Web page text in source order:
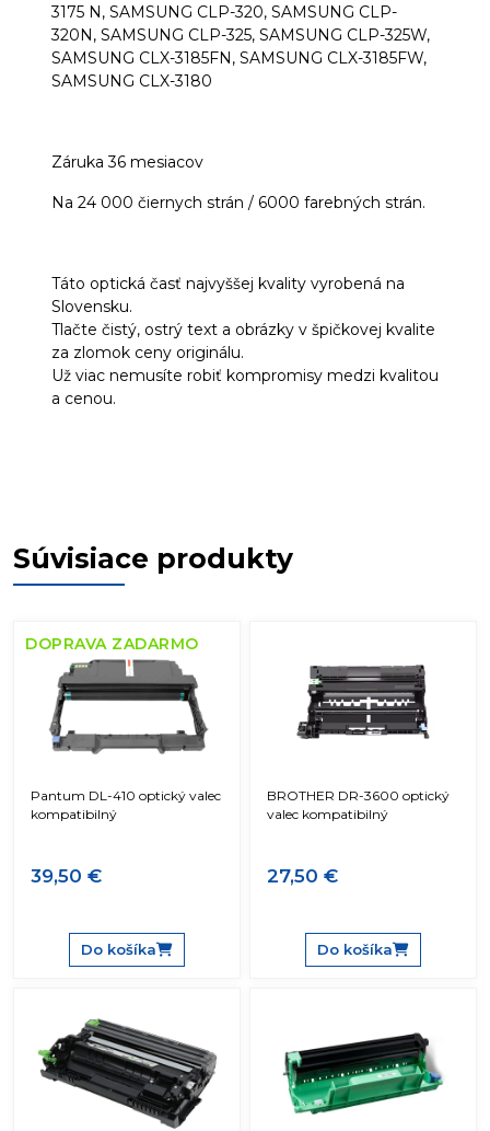
3175 N, SAMSUNG CLP-320, SAMSUNG CLP-
320N, SAMSUNG CLP-325, SAMSUNG CLP-325W,
SAMSUNG CLX-3185FN, SAMSUNG CLX-3185FW,
SAMSUNG CLX-3180
Záruka 36 mesiacov
Na 24 000 čiernych strán / 6000 farebných strán.
Táto optická časť najvyššej kvality vyrobená na
Slovensku.
Tlačte čistý, ostrý text a obrázky v špičkovej kvalite
za zlomok ceny originálu.
Už viac nemusíte robiť kompromisy medzi kvalitou
a cenou.
Súvisiace produkty
DOPRAVA ZADARMO
Pantum DL-410 optický valec
kompatibilný
39,50 €
Do košíka
BROTHER DR-3600 optický
valec kompatibilný
27,50 €
Do košíka